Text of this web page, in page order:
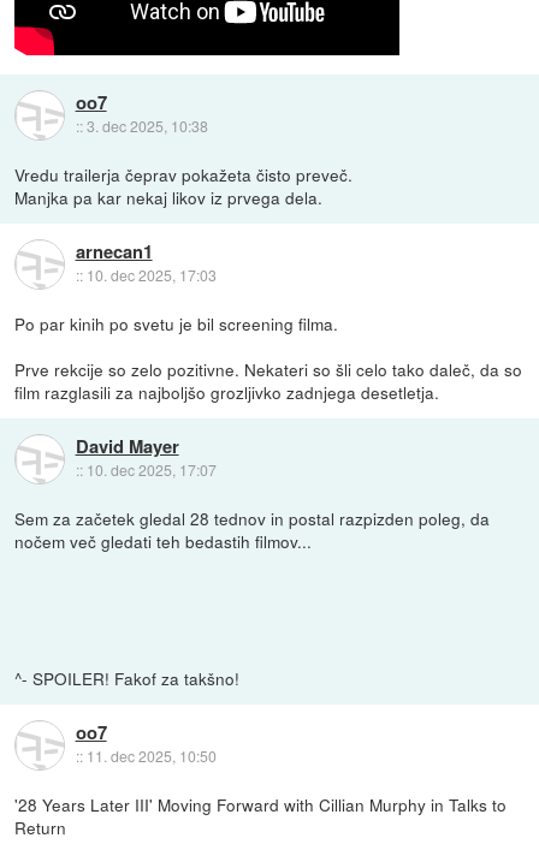
oo7
::3. dec 2025, 10:38
Vredu trailerja čeprav pokažeta čisto preveč.
Manjka pa kar nekaj likov iz prvega dela.
arnecan1
:: 10. dec 2025, 17:03
Po par kinih po svetu je bil screening filma.
Prve rekcije so zelo pozitivne. Nekateri so šli celo tako daleč, da so
film razglasili za najboljšo grozljivko zadnjega desetletja.
David Mayer
:: 10. dec 2025, 17:07
Sem za začetek gledal 28 tednov in postal razpizden poleg, da
nočem več gledati teh bedastih filmov...
^- SPOILER! Fakof za takšno!
oo7
:: 11. dec 2025, 10:50
'28 Years Later III' Moving Forward with Cillian Murphy in Talks to
Return